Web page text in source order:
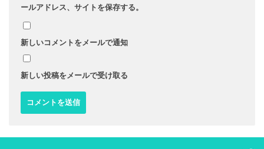
ールアドレス、サイトを保存する。
新しいコメントをメールで通知
新しい投稿をメールで受け取る